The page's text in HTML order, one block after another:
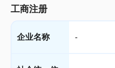
工商注册
企业名称 -